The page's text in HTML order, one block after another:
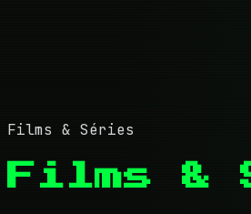
Films & Séries
Films &